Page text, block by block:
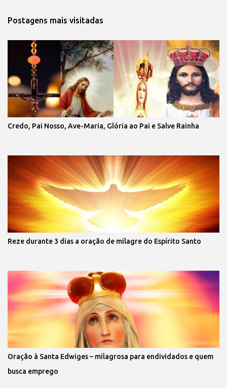
Postagens mais visitadas
Credo, Pai Nosso, Ave-Maria, Glória ao Pai e Salve Rainha
Reze durante 3 dias a oração de milagre do Espírito Santo
Oração à Santa Edwiges – milagrosa para endividados e quem
busca emprego